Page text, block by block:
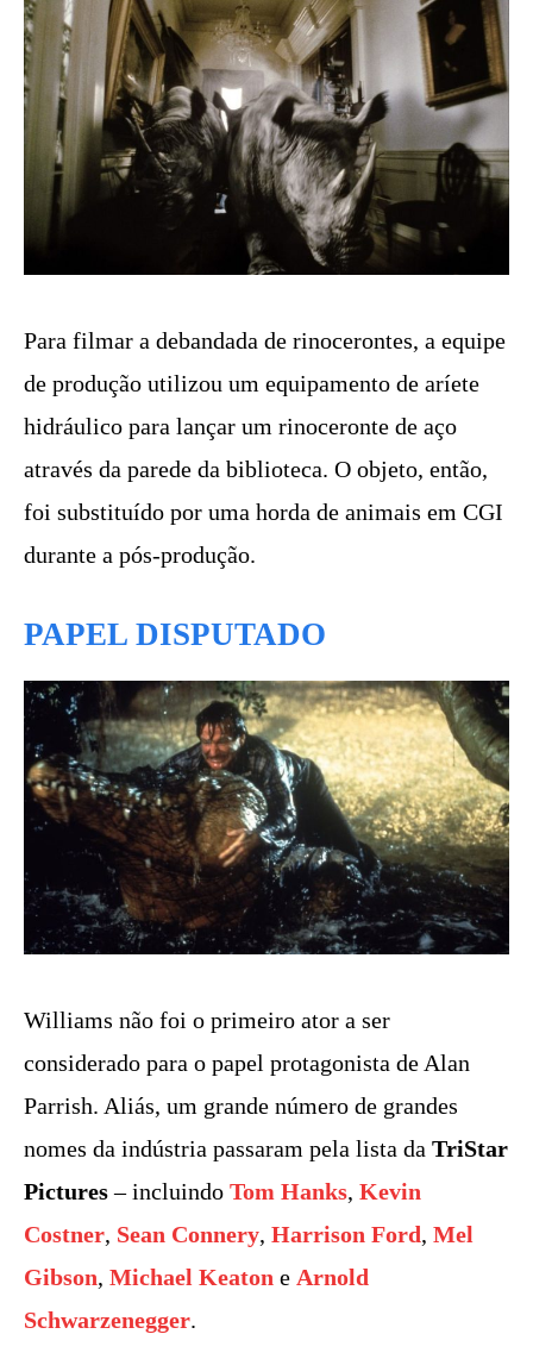
Para filmar a debandada de rinocerontes, a equipe
de produção utilizou um equipamento de aríete
hidráulico para lançar um rinoceronte de aço
através da parede da biblioteca. O objeto, então,
foi substituído por uma horda de animais em CGI
durante a pós-produção.
PAPEL DISPUTADO
Williams não foi o primeiro ator a ser
considerado para o papel protagonista de Alan
Parrish. Aliás, um grande número de grandes
nomes da indústria passaram pela lista da TriStar
Pictures– incluindo Tom Hanks, Kevin
Costner, Sean Connery, Harrison Ford, Mel
Gibson, Michael Keaton e Arnold
Schwarzenegger.